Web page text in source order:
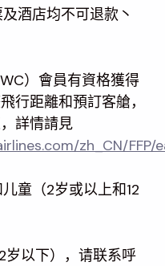
酒店均不可退款丶
）會員有資格獲得
行距離和預訂客艙，
詳情請見
zh_CN/FFP/
童（2岁或以上和12
岁以下），请联系呼